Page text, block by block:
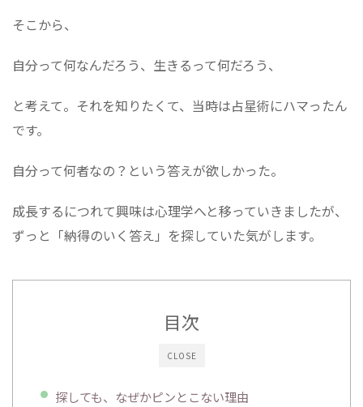
そこから、
自分って何なんだろう、生きるって何だろう、
と考えて。それを知りたくて、当時は占星術にハマったん
です。
自分って何者なの？という答えが欲しかった。
成長するにつれて興味は心理学へと移っていきましたが、
ずっと「納得のいく答え」を探していた気がします。
CLOSE
目次
探しても、なぜかピンとこない理由